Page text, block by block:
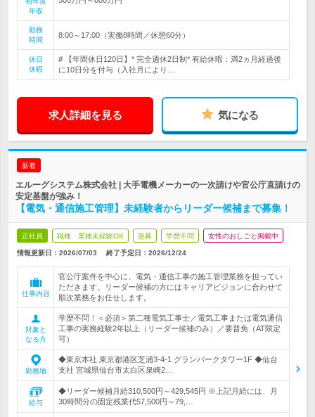
年収
勤務
時間
8:00～17:00（実働8時間／休憩60分）
休日
休暇
# 【年間休日120日】* 完全週休2日制* 有給休暇：満2ヵ月経過後
に10日分を付与（入社月により…
求人詳細を見る 気になる
新着
エルーグシステム株式会社 | 大手電機メーカーの一次請けや官公庁直請けの
安定基盤が強み！
【電気・通信施工管理】未経験者からリーダー候補まで募集！
正社員 職種・業種未経験OK 急募 学歴不問 女性のおしごと掲載中
情報更新日：2026/07/03 終了予定日： 2026/12/24
仕事内容
官公庁案件を中心に、電気・通信工事の施工管理業務を担ってい
ただきます。リーダー候補の方にはキャリアビジョンに合わせて
順次業務をお任せします。
対象と
なる方
学歴不問！＜必須＞第二種電気工事士／電気工事または電気通信
工事の実務経験2年以上（リーダー候補のみ）／要普免（AT限定
可）
勤務地
◆東京本社 東京都港区芝浦3-4-1 グランパークタワー1F ◆仙台
支社 宮城県仙台市太白区泉崎2…
給与
◆リーダー候補月給310,500円～429,545円 ※上記月給には、月
30時間分の固定残業代57,500円～79,…